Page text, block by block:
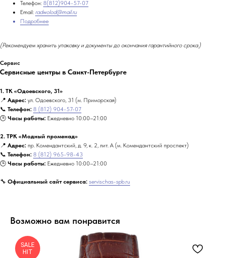
Телефон: 8(812)904-57-07
Email: radwolod@mail.ru
Подробнее
(Рекомендуем хранить упаковку и документы до окончания гарантийного срока.)
Сервис
Сервисные центры в Санкт-Петербурге
1. ТК «Одоевского, 31»
📍 Адрес: ул. Одоевского, 31 (м. Приморская)
📞 Телефон: 8 (812) 904-57-07
🕒 Часы работы: Ежедневно 10:00–21:00
2. ТРК «Модный променад»
📍 Адрес: пр. Комендантский, д. 9, к. 2, лит. А (м. Комендантский проспект)
📞 Телефон: 8 (812) 965-98-43
🕒 Часы работы: Ежедневно 10:00–21:00
🔧 Официальный сайт сервиса: servischas-spb.ru
Возможно вам понравится
SALE
HIT